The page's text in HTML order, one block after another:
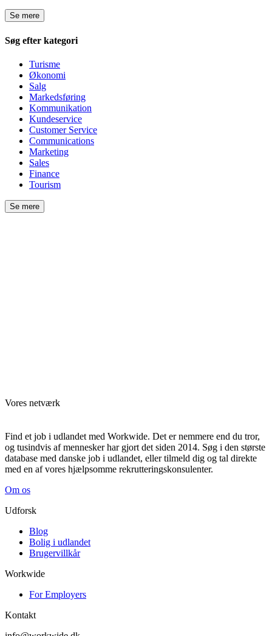
Se mere
Søg efter kategori
Turisme
Økonomi
Salg
Markedsføring
Kommunikation
Kundeservice
Customer Service
Communications
Marketing
Sales
Finance
Tourism
Se mere
Vores netværk
Find et job i udlandet med Workwide. Det er nemmere end du tror,
og tusindvis af mennesker har gjort det siden 2014. Søg i den største
database med danske job i udlandet, eller tilmeld dig og tal direkte
med en af vores hjælpsomme rekrutteringskonsulenter.
Om os
Udforsk
Blog
Bolig i udlandet
Brugervillkår
Workwide
For Employers
Kontakt